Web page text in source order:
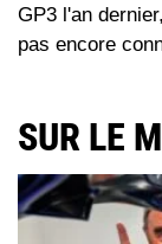
GP3 l'an
pas encore
SUR LE